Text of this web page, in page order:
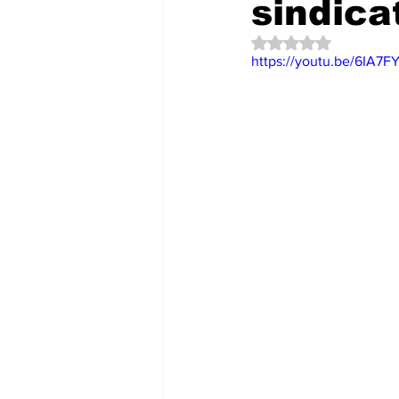
EntramadoBC
Obtuvo NaN de 5
https://youtu.be/